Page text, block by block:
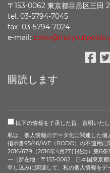
〒153-0062 東京都目黒区三田
tel. 03-5794-7045
fax 03-5794-7024
e-mail:
購読します
以下の情報を了承した旨、言明いたし
私は、個人情報のデータ化に関連した
指示書95/46/WE（RODO）の不適用に
2016/679（2016年4月27日発効）第6条
ー（所在地：〒153-0062 日本国東京都
申し込みに関連して、私の個人情報をデ